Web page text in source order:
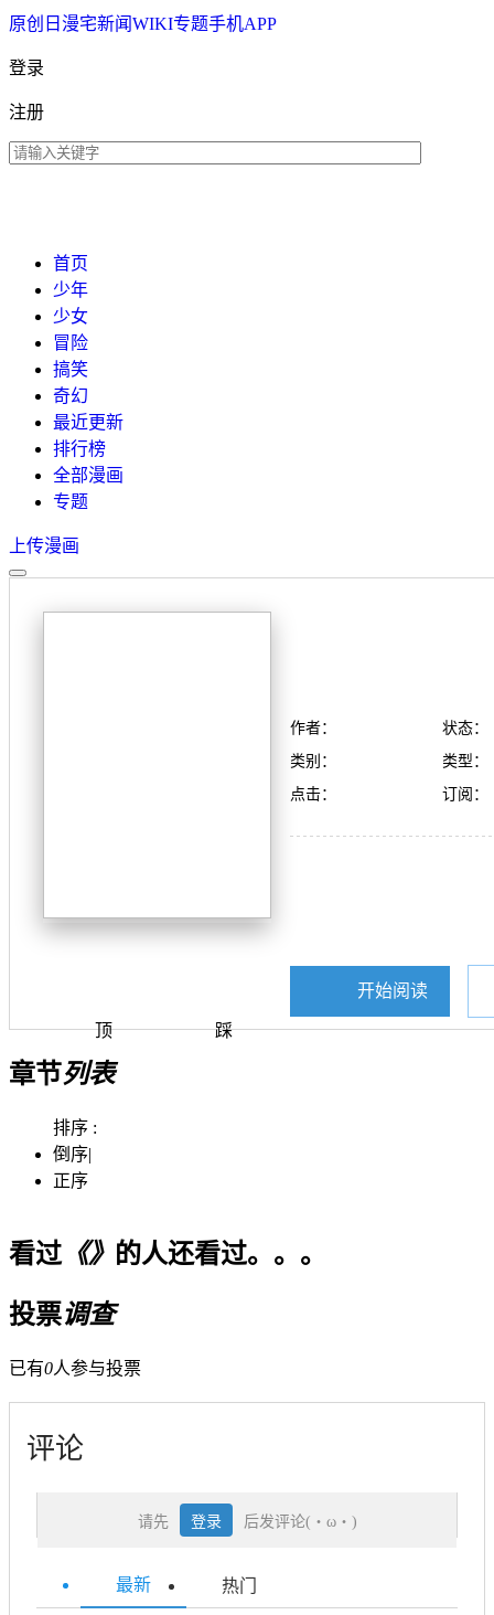
原创 日漫宅新闻WIKI专题手机APP
登录
注册
首页
少年
少女
冒险
搞笑
奇幻
最近更新
排行榜
全部漫画
专题
上传漫画
顶 踩
作者：
状态：
类别：
类型：
点击：
订阅：
开始阅读
章节列表
排序 :
倒序|
正序
看过《》 的人还看过。。。
投票调查
已有0人参与投票
评论
请先 登录 后发评论(・ω・)
最新 热门